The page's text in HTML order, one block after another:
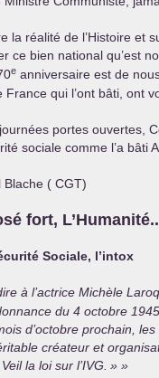
la réalité de l’Histoire et
ce bien national qu’est
e anniversaire est de
qui l’ont bâti, ont
portes ouvertes,
sociale comme l’a bâti
Blache ( CGT)
fort,
Sociale, l’intox
à l’actrice Michèle
du 4 octobre
d’octobre prochain,
créateur et
la loi sur l’IVG »